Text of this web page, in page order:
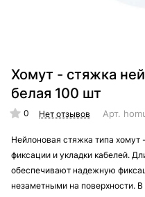
Хомут - стяжка
белая 100 шт
0 Нет отзывов Арт.
Нейлоновая стяжка типа
фиксации и укладки кабелей.
обеспечивают надежную
незаметными на поверхности.